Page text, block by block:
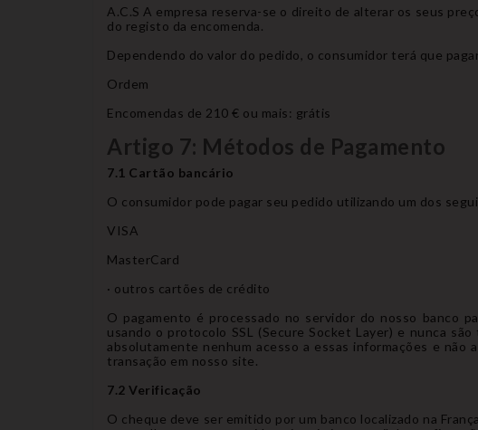
A.C.S A empresa reserva-se o direito de alterar os seus
do registo da encomenda.
Dependendo do valor do pedido, o consumidor terá que
Ordem
Encomendas de 210 € ou mais: grátis
Artigo 7: Métodos de Pagamento
7.1 Cartão bancário
O consumidor pode pagar seu pedido utilizando um dos
VISA
MasterCard
· outros cartões de crédito
O pagamento é processado no servidor do nosso banco
usando o protocolo SSL (Secure Socket Layer) e nunca
absolutamente nenhum acesso a essas informações e não
transação em nosso site.
7.2 Verificação
O cheque deve ser emitido por um banco localizado na